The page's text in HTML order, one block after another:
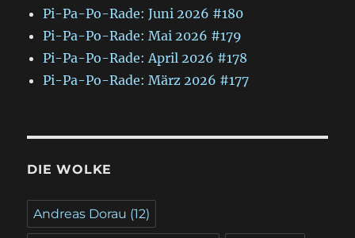
Pi-Pa-Po-Rade: Juni 2026 #180
Pi-Pa-Po-Rade: Mai 2026 #179
Pi-Pa-Po-Rade: April 2026 #178
Pi-Pa-Po-Rade: März 2026 #177
DIE WOLKE
Andreas Dorau (12)